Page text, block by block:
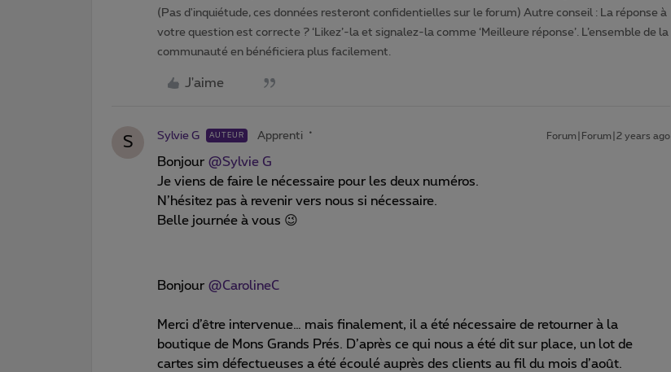
(Pas d'inquiétude, ces données resteront confidentielles sur le forum) Autre conseil : La réponse à
votre question est correcte ? ‘Likez’-la et signalez-la comme ‘Meilleure réponse’. L’ensemble de la
communauté en bénéficiera plus facilement.
J'aime
S Sylvie G AUTEUR Apprenti Forum|Forum|2 years ago
Bonjour @Sylvie G
Je viens de faire le nécessaire pour les deux numéros.
N’hésitez pas à revenir vers nous si nécessaire.
Belle journée à vous 😉
Bonjour @CarolineC
Merci d’être intervenue… mais finalement, il a été nécessaire de retourner à la
boutique de Mons Grands Prés. D’après ce qui nous a été dit sur place, un lot de
cartes sim défectueuses a été écoulé auprès des clients au fil du mois d’août.